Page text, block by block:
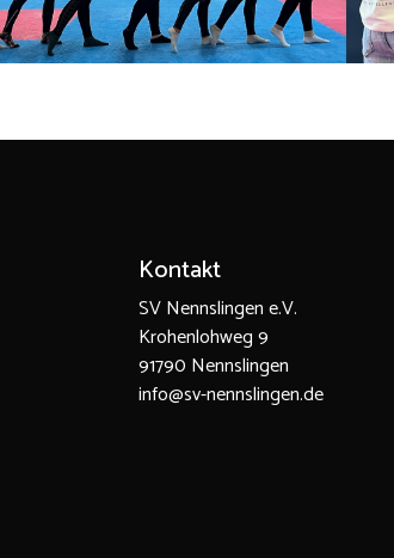
Kontakt
SV Nennslingen e.V.
Krohenlohweg 9
91790 Nennslingen
info@sv-nennslingen.de